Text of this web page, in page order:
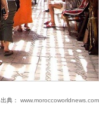
出典： www.moroccoworldnews.com